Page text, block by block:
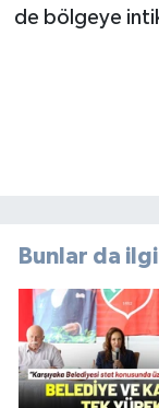
de bölgeye
Bunlar da